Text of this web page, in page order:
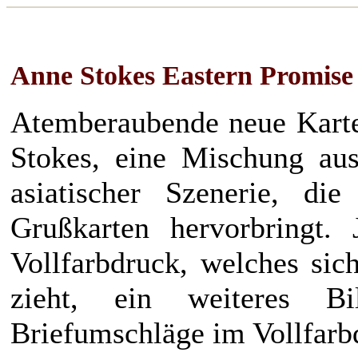
Anne Stokes Eastern
Atemberaubende neue
Stokes, eine Mischung
asiatischer Szenerie,
Grußkarten
Vollfarbdruck, welches
zieht, ein weiteres
Briefumschläge im